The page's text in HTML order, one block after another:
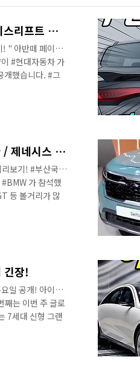
뒤집고 있죠!
중국 현대 일냈다! 미친 라페스타 페리 공개! 아반떼 페이스리프트 미리보기!
! " 아반떼 페이스
#현대자동차 가
개했습니다. #그
제네실수할 정도
부산 국제 모터쇼 영상으로 만나보세요! 현대차 / 기아차 / 제네시스 부스 미리보기!
보기! #부산국제
가 참석했
등 볼거리가 많
단순한 "감"이 아
긴장!
일 공개! 아이오
째는 이번 주 글로
7세대 신형 그랜
요. 영상으로 가